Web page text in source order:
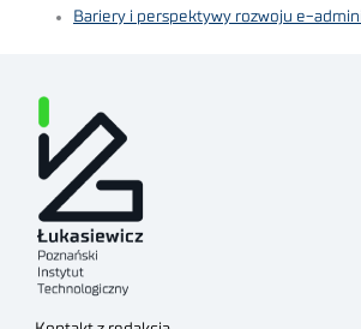
Bariery i perspektywy rozwoju e-